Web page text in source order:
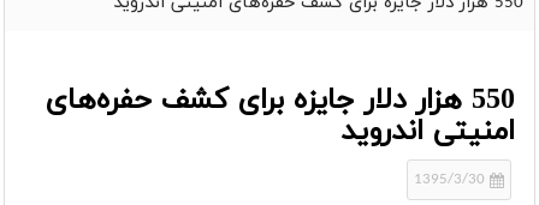
550 هزار دلار جایزه برای کشف حفره‌های
امنیتی اندروید